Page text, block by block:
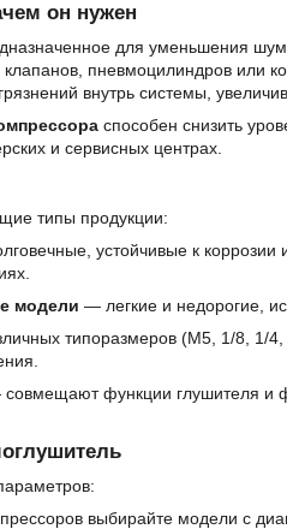
он нужен
для уменьшения
клапанов, пневмоцилиндров или
внутрь системы,
способен снизить
и сервисных центрах.
типы продукции:
устойчивые к
модели — легкие и недорогие,
типоразмеров (М5, 1/8, 1/
функции глушителя и
выбирайте модели с